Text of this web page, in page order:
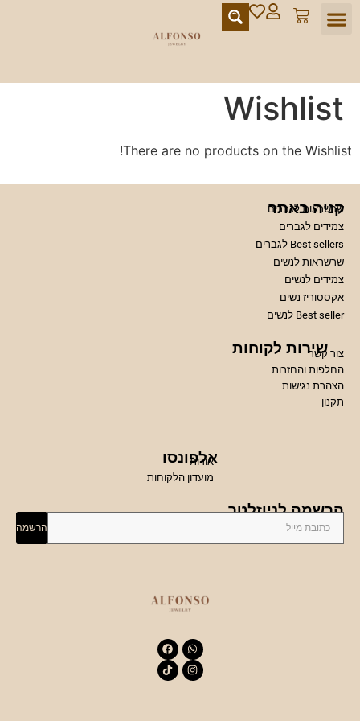
Wishlist
There are no products on the Wishlist!
הרשמה לניוזלטר
הרשמה
אלפונסו
אודות
מועדון הלקוחות
שירות לקוחותצור קשר
החלפות והחזרות
הצהרת נגישות
תקנון
קניה באתר
שרשראות לגברים
צמידים לגברים
Best sellers לגברים
שרשראות לנשים
צמידים לנשים
אקססוריז נשים
Best seller לנשים